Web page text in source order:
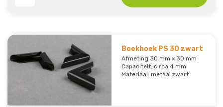
Boekhoek PS 30 zwart
Afmeting 30 mm x 30 mm
Capaciteit: circa 4 mm
Materiaal: metaal zwart